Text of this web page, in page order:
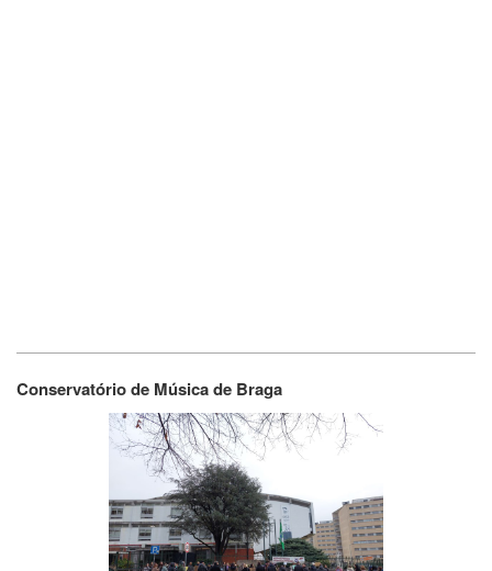
Conservatório de Música de Braga